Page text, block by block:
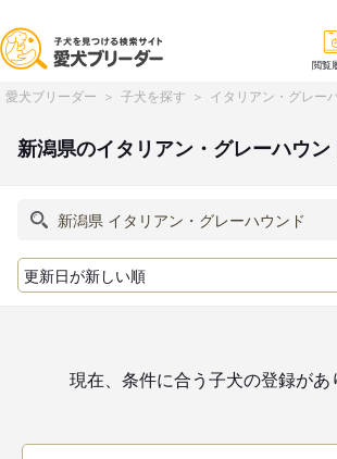
閲覧
愛犬ブリーダー 子犬を探す イタリアン・グレー
新潟県のイタリアン・グレーハウ
現在、条件に合う子犬の登録があ